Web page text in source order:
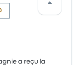
a reçu la